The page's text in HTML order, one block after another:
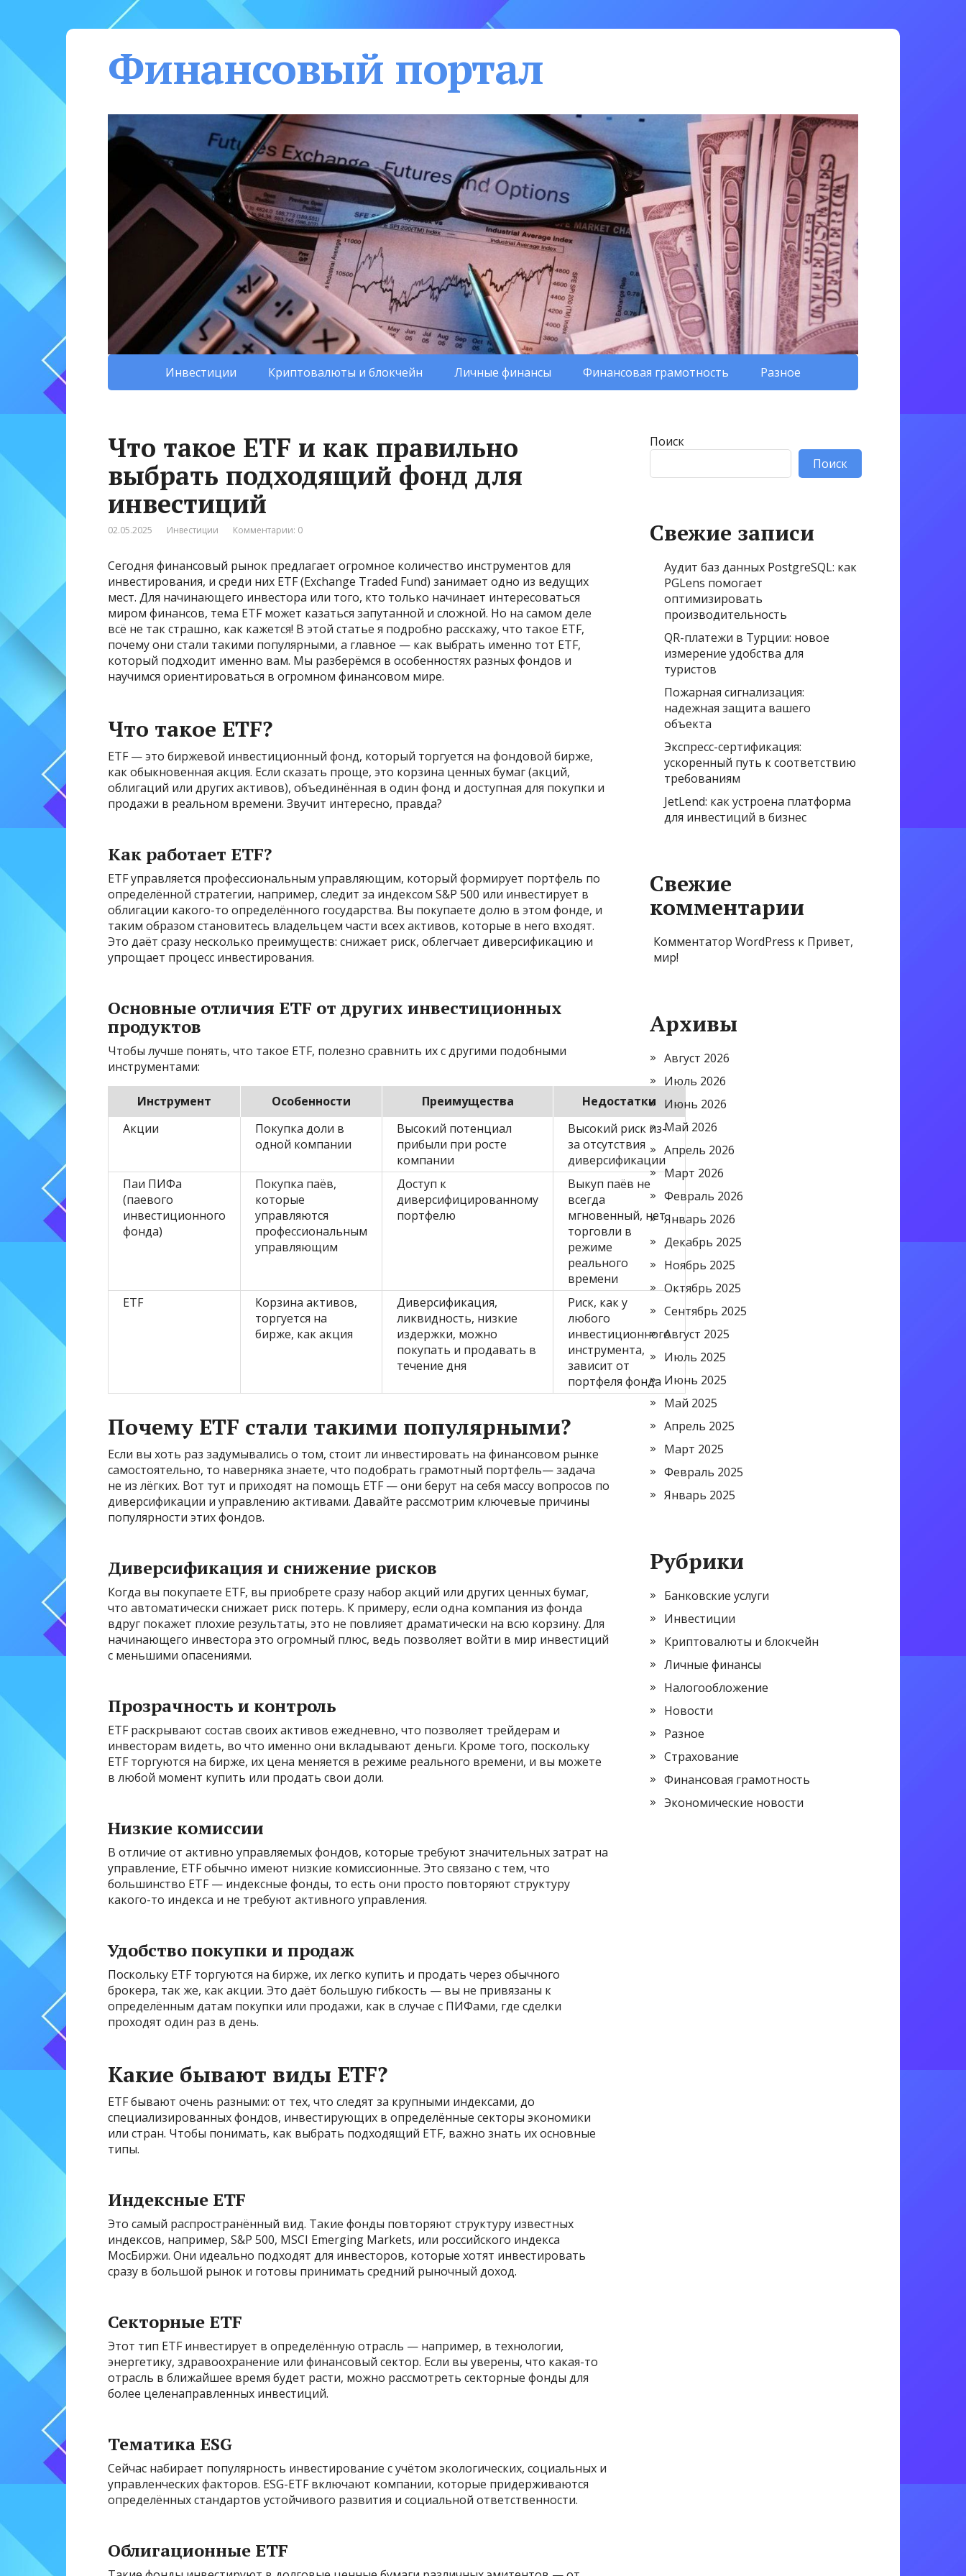
Финансовый портал
Инвестиции Криптовалюты и блокчейн Личные финансы Финансовая грамотность Разное
Что такое ETF и как правильно
выбрать подходящий фонд для
инвестиций
02.05.2025 Инвестиции Комментарии: 0
Сегодня финансовый рынок предлагает огромное количество инструментов для
инвестирования, и среди них ETF (Exchange Traded Fund) занимает одно из ведущих
мест. Для начинающего инвестора или того, кто только начинает интересоваться
миром финансов, тема ETF может казаться запутанной и сложной. Но на самом деле
всё не так страшно, как кажется! В этой статье я подробно расскажу, что такое ETF,
почему они стали такими популярными, а главное — как выбрать именно тот ETF,
который подходит именно вам. Мы разберёмся в особенностях разных фондов и
научимся ориентироваться в огромном финансовом мире.
Что такое ETF?
ETF — это биржевой инвестиционный фонд, который торгуется на фондовой бирже,
как обыкновенная акция. Если сказать проще, это корзина ценных бумаг (акций,
облигаций или других активов), объединённая в один фонд и доступная для покупки и
продажи в реальном времени. Звучит интересно, правда?
Как работает ETF?
ETF управляется профессиональным управляющим, который формирует портфель по
определённой стратегии, например, следит за индексом S&P 500 или инвестирует в
облигации какого-то определённого государства. Вы покупаете долю в этом фонде, и
таким образом становитесь владельцем части всех активов, которые в него входят.
Это даёт сразу несколько преимуществ: снижает риск, облегчает диверсификацию и
упрощает процесс инвестирования.
Основные отличия ETF от других инвестиционных
продуктов
Чтобы лучше понять, что такое ETF, полезно сравнить их с другими подобными
инструментами:
Инструмент Особенности Преимущества
Недостатки
Акции
Покупка доли в
одной компании
Высокий потенциал
прибыли при росте
компании
Высокий риск из-
за отсутствия
диверсификации
Паи ПИФа
(паевого
инвестиционного
фонда)
Покупка паёв,
которые
управляются
профессиональным
управляющим
Доступ к
диверсифицированному
портфелю
Выкуп паёв не
всегда
мгновенный, нет
торговли в
режиме
реального
времени
ETF
Корзина активов,
торгуется на
бирже, как акция
Диверсификация,
ликвидность, низкие
издержки, можно
покупать и продавать в
течение дня
Риск, как у
любого
инвестиционного
инструмента,
зависит от
портфеля фонда
Почему ETF стали такими популярными?
Если вы хоть раз задумывались о том, стоит ли инвестировать на финансовом рынке
самостоятельно, то наверняка знаете, что подобрать грамотный портфель— задача
не из лёгких. Вот тут и приходят на помощь ETF — они берут на себя массу вопросов по
диверсификации и управлению активами. Давайте рассмотрим ключевые причины
популярности этих фондов.
Диверсификация и снижение рисков
Когда вы покупаете ETF, вы приобрете сразу набор акций или других ценных бумаг,
что автоматически снижает риск потерь. К примеру, если одна компания из фонда
вдруг покажет плохие результаты, это не повлияет драматически на всю корзину. Для
начинающего инвестора это огромный плюс, ведь позволяет войти в мир инвестиций
с меньшими опасениями.
Прозрачность и контроль
ETF раскрывают состав своих активов ежедневно, что позволяет трейдерам и
инвесторам видеть, во что именно они вкладывают деньги. Кроме того, поскольку
ETF торгуются на бирже, их цена меняется в режиме реального времени, и вы можете
в любой момент купить или продать свои доли.
Низкие комиссии
В отличие от активно управляемых фондов, которые требуют значительных затрат на
управление, ETF обычно имеют низкие комиссионные. Это связано с тем, что
большинство ETF — индексные фонды, то есть они просто повторяют структуру
какого-то индекса и не требуют активного управления.
Удобство покупки и продаж
Поскольку ETF торгуются на бирже, их легко купить и продать через обычного
брокера, так же, как акции. Это даёт большую гибкость — вы не привязаны к
определённым датам покупки или продажи, как в случае с ПИФами, где сделки
проходят один раз в день.
Какие бывают виды ETF?
ETF бывают очень разными: от тех, что следят за крупными индексами, до
специализированных фондов, инвестирующих в определённые секторы экономики
или стран. Чтобы понимать, как выбрать подходящий ETF, важно знать их основные
типы.
Индексные ETF
Это самый распространённый вид. Такие фонды повторяют структуру известных
индексов, например, S&P 500, MSCI Emerging Markets, или российского индекса
МосБиржи. Они идеально подходят для инвесторов, которые хотят инвестировать
сразу в большой рынок и готовы принимать средний рыночный доход.
Секторные ETF
Этот тип ETF инвестирует в определённую отрасль — например, в технологии,
энергетику, здравоохранение или финансовый сектор. Если вы уверены, что какая-то
отрасль в ближайшее время будет расти, можно рассмотреть секторные фонды для
более целенаправленных инвестиций.
Тематика ESG
Сейчас набирает популярность инвестирование с учётом экологических, социальных и
управленческих факторов. ESG-ETF включают компании, которые придерживаются
определённых стандартов устойчивого развития и социальной ответственности.
Облигационные ETF
Поиск
Поиск
Свежие записи
Аудит баз данных PostgreSQL: как
PGLens помогает
оптимизировать
производительность
QR-платежи в Турции: новое
измерение удобства для
туристов
Пожарная сигнализация:
надежная защита вашего
объекта
Экспресс-сертификация:
ускоренный путь к соответствию
требованиям
JetLend: как устроена платформа
для инвестиций в бизнес
Свежие
комментарии
Комментатор WordPress к Привет,
мир!
Архивы
Август 2026
Июль 2026
Июнь 2026
Май 2026
Апрель 2026
Март 2026
Февраль 2026
Январь 2026
Декабрь 2025
Ноябрь 2025
Октябрь 2025
Сентябрь 2025
Август 2025
Июль 2025
Июнь 2025
Май 2025
Апрель 2025
Март 2025
Февраль 2025
Январь 2025
Рубрики
Банковские услуги
Инвестиции
Криптовалюты и блокчейн
Личные финансы
Налогообложение
Новости
Разное
Страхование
Финансовая грамотность
Экономические новости